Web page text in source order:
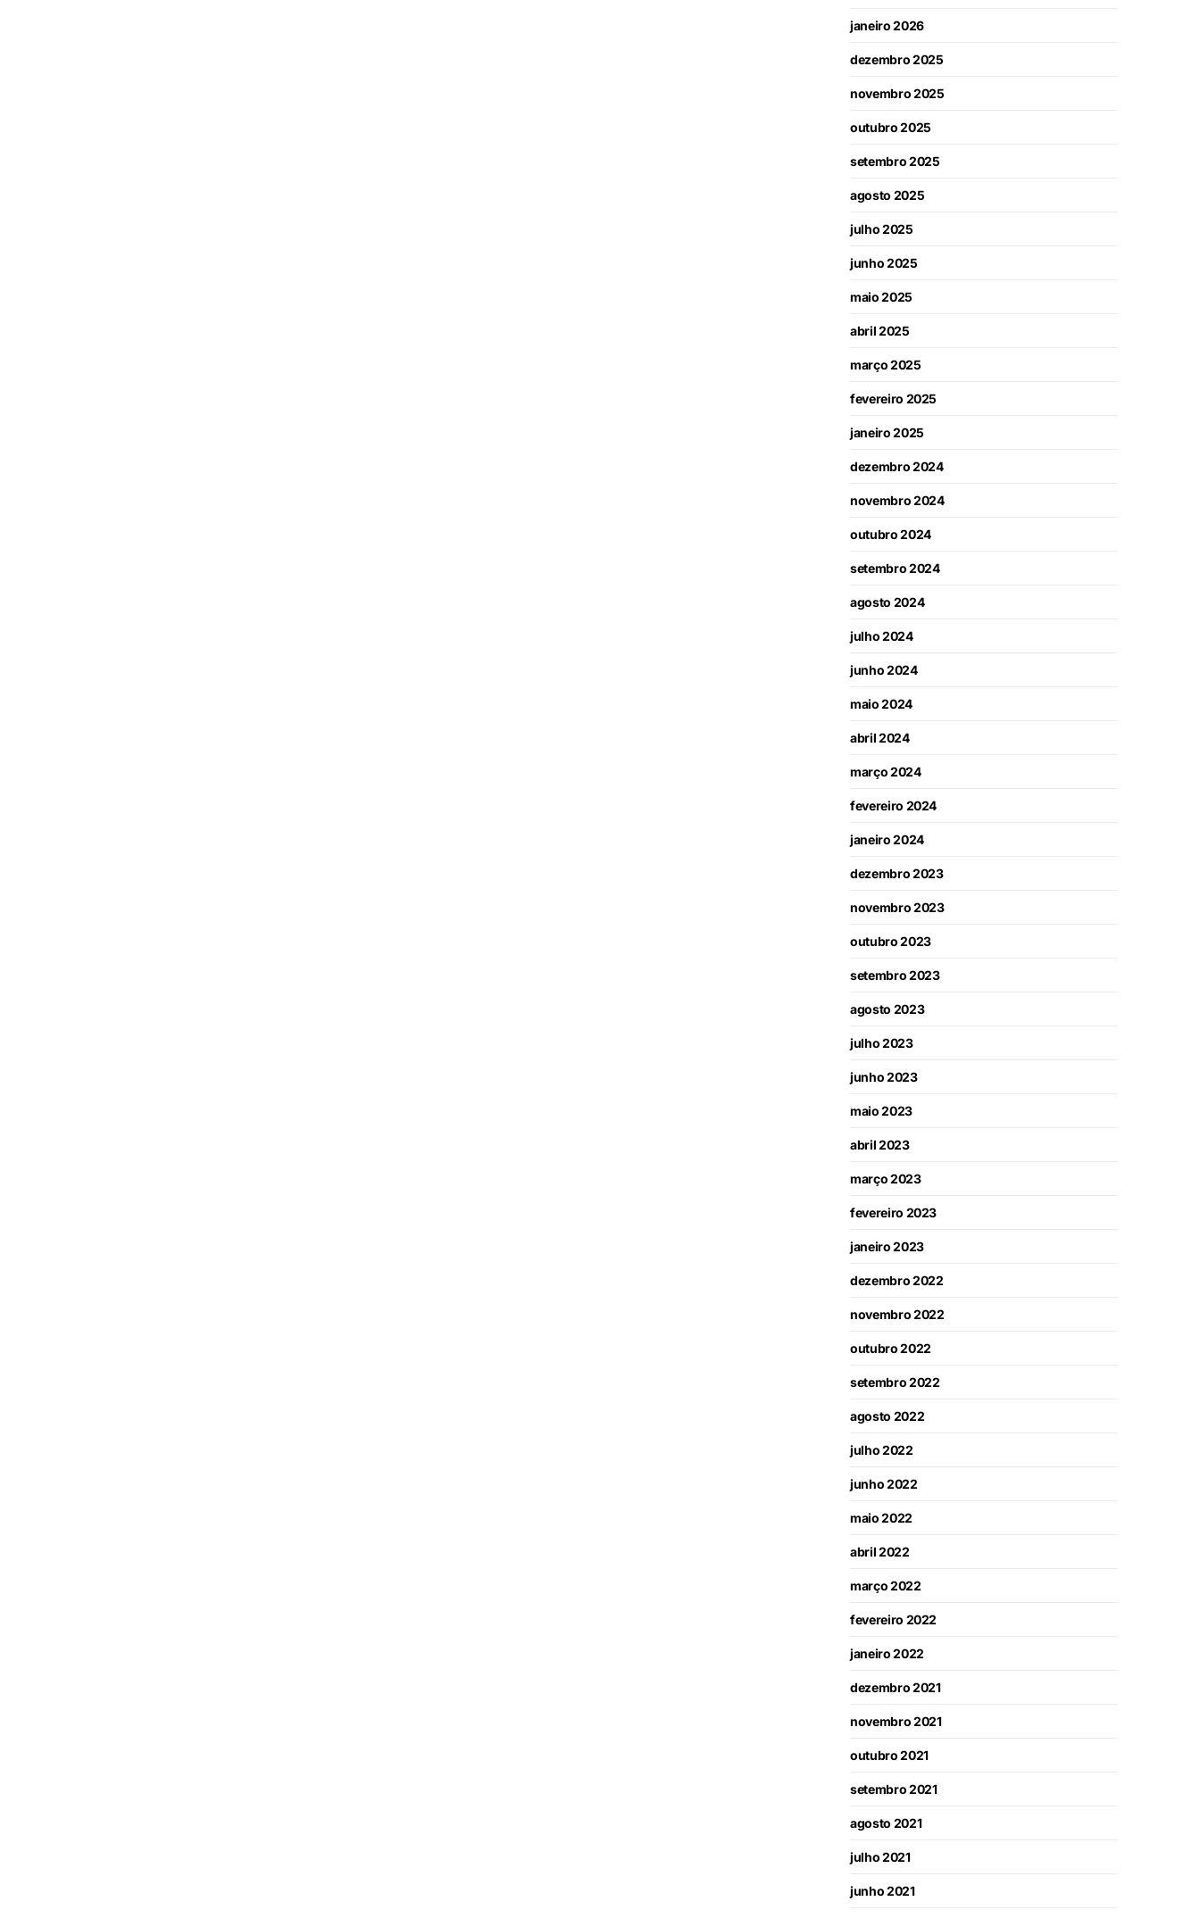
janeiro 2026
dezembro 2025
novembro 2025
outubro 2025
setembro 2025
agosto 2025
julho 2025
junho 2025
maio 2025
abril 2025
março 2025
fevereiro 2025
janeiro 2025
dezembro 2024
novembro 2024
outubro 2024
setembro 2024
agosto 2024
julho 2024
junho 2024
maio 2024
abril 2024
março 2024
fevereiro 2024
janeiro 2024
dezembro 2023
novembro 2023
outubro 2023
setembro 2023
agosto 2023
julho 2023
junho 2023
maio 2023
abril 2023
março 2023
fevereiro 2023
janeiro 2023
dezembro 2022
novembro 2022
outubro 2022
setembro 2022
agosto 2022
julho 2022
junho 2022
maio 2022
abril 2022
março 2022
fevereiro 2022
janeiro 2022
dezembro 2021
novembro 2021
outubro 2021
setembro 2021
agosto 2021
julho 2021
junho 2021